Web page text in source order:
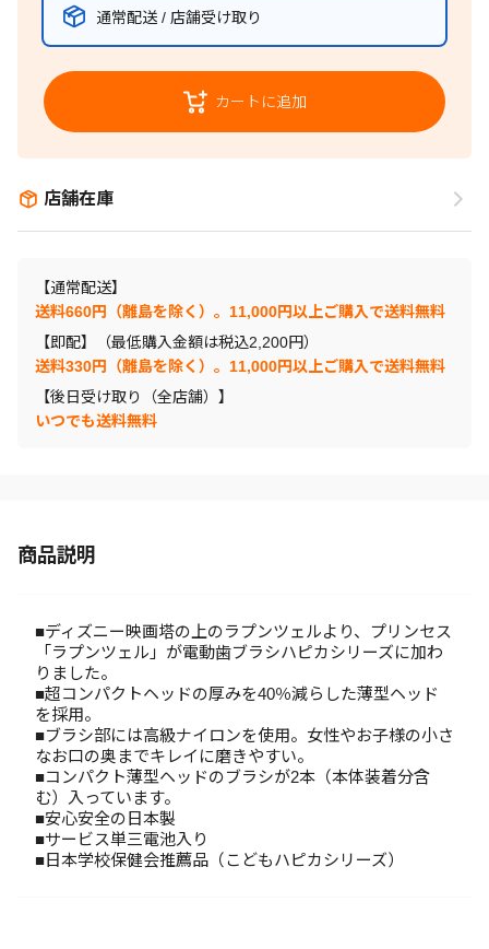
通常配送 / 店舗受け取り
カートに追加
店舗在庫
【通常配送】
送料660円（離島を除く）。11,000円以上ご購入で送料無料
【即配】（最低購入金額は税込2,200円）
送料330円（離島を除く）。11,000円以上ご購入で送料無料
【後日受け取り（全店舗）】
いつでも送料無料
商品説明
■ディズニー映画塔の上のラプンツェルより、プリンセス
「ラプンツェル」が電動歯ブラシハピカシリーズに加わ
りました。
■超コンパクトヘッドの厚みを40％減らした薄型ヘッド
を採用。
■ブラシ部には高級ナイロンを使用。女性やお子様の小さ
なお口の奥までキレイに磨きやすい。
■コンパクト薄型ヘッドのブラシが2本（本体装着分含
む）入っています。
■安心安全の日本製
■サービス単三電池入り
■日本学校保健会推薦品（こどもハピカシリーズ）